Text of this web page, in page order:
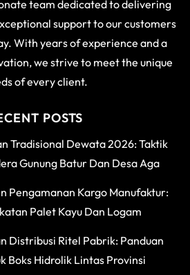
team dedicated to delivering
support to our customers
With years of experience and a
we strive to meet the unique
of every client.
POSTS
Tradisional Dewata 2026: Taktik
Gunung Batur Dan Desa Aga
Pengamanan Kargo Manufaktur:
Palet Kayu Dan Logam
Distribusi Ritel Pabrik: Panduan
Boks Hidrolik Lintas Provinsi